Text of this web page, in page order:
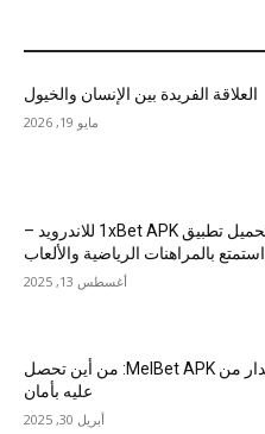
العلاقة الفريدة بين الإنسان والخيول
مايو 19, 2026
عنوان: تحميل تطبيق 1xBet APK للاندرويد –
استمتع بالمراهنات الرياضية والألعاب
أغسطس 13, 2025
أحدث إصدار من MelBet APK: من أين تحصل
عليه بأمان
أبريل 30, 2025